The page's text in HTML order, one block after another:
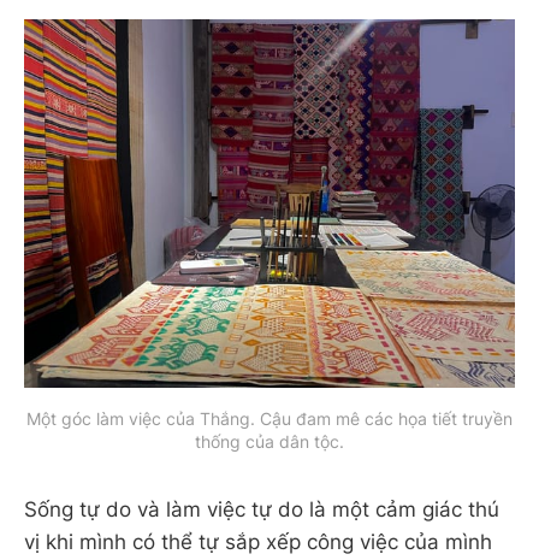
Một góc làm việc của Thắng. Cậu đam mê các họa tiết truyền
thống của dân tộc.
Sống tự do và làm việc tự do là một cảm giác thú
vị khi mình có thể tự sắp xếp công việc của mình